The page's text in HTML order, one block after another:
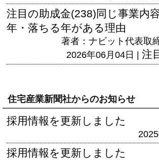
注目の助成金(238)同じ事業内
年・落ちる年がある理由
著者：ナビット代表取
2026年06月04日 | 注
住宅産業新聞社からのお知らせ
採用情報を更新しました
採用情報を更新しました